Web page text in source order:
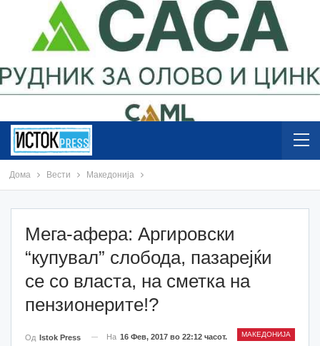
Дома Вести Македонија
Мега-афера: Аргировски
“купувал” слобода, пазарејќи
се со власта, на сметка на
пензионерите!?
МАКЕДОНИЈА
Од Istok Press На 16 Фев, 2017 во 22:12 часот.